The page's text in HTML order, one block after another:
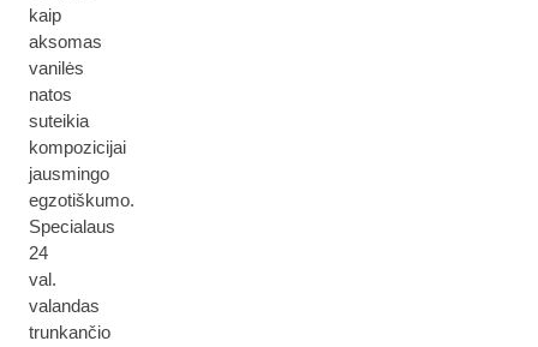
kaip
aksomas
vanilės
natos
suteikia
kompozicijai
jausmingo
egzotiškumo.
Specialaus
24
val.
valandas
trunkančio